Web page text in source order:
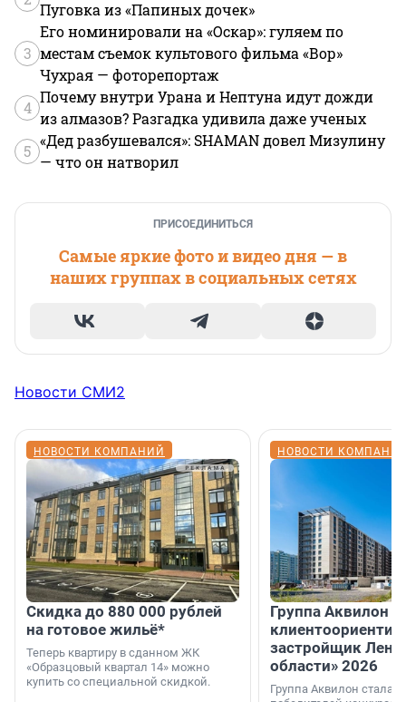
Пуговка из «Папиных дочек»
3
Его номинировали на «Оскар»: гуляем по
местам съемок культового фильма «Вор»
Чухрая — фоторепортаж
4
Почему внутри Урана и Нептуна идут дожди
из алмазов? Разгадка удивила даже ученых
5
«Дед разбушевался»: SHAMAN довел Мизулину
— что он натворил
ПРИСОЕДИНИТЬСЯ
Самые яркие фото и видео дня — в
наших группах в социальных сетях
Новости СМИ2
НОВОСТИ КОМПАНИЙ
Скидка до 880 000 рублей
на готовое жильё*
Теперь квартиру в сданном ЖК
«Образцовый квартал 14» можно
купить со специальной скидкой.
НОВОСТИ
Группа Аквилон
застройщик
области» 2026
Группа Аквилон стала